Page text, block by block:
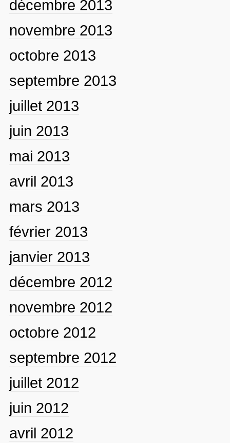
décembre 2013
novembre 2013
octobre 2013
septembre 2013
juillet 2013
juin 2013
mai 2013
avril 2013
mars 2013
février 2013
janvier 2013
décembre 2012
novembre 2012
octobre 2012
septembre 2012
juillet 2012
juin 2012
avril 2012